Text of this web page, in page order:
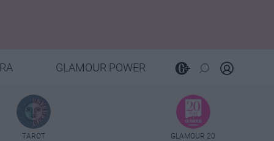
GLAMOUR POWER
TAROT GLAMOUR 20